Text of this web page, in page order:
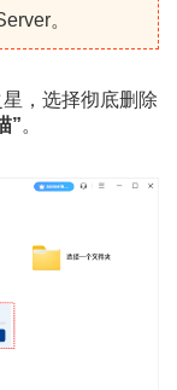
。
，选择彻底删除
”。